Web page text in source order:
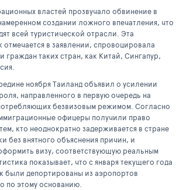
властей прозвучало обвинение в
создании ложного впечатления, что
всей туристической отрасли. Эта
в заявлении, спровоцировала
граждан таких стран, как Китай, Сингапур,
ноября Таиланд объявил о усилении
направленного в первую очередь на
безвизовым режимом. Согласно
офицеры получили право
кто неоднократно задерживается в стране
без внятного объяснения причин, и
визу, соответствующую реальным
показывает, что с января текущего года
были депортированы из аэропортов
по этому основанию.